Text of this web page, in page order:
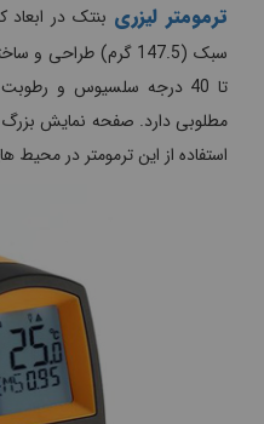
ترمومتر لیزری
مطلوبی دارد. صفحه نمایش بزرگ
استفاده از این ترمومتر در محیط